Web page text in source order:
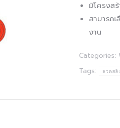
มีโครงส
สามารถ
งาน
Categories:
Tags:
ลวดสลิง